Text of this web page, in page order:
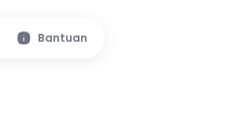
Bantuan